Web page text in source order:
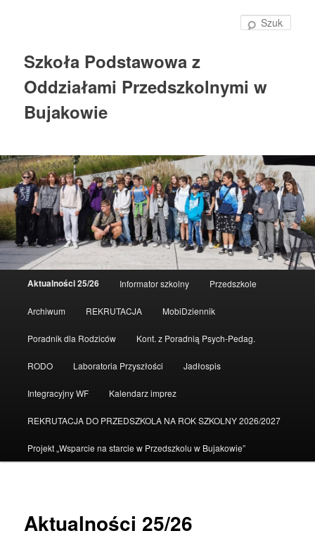
Szkoła Podstawowa z
Oddziałami Przedszkolnymi w
Bujakowie
Główne
Przeskocz
do
tekstu
Aktualności 25/26 Informator szkolny Przedszkole
Archiwum REKRUTACJA MobiDziennik
Poradnik dla Rodziców Kont. z Poradnią Psych-Pedag.
RODO Laboratoria Przyszłości Jadłospis
Integracyjny WF Kalendarz imprez
REKRUTACJA DO PRZEDSZKOLA NA ROK SZKOLNY 2026/2027
Projekt „Wsparcie na starcie w Przedszkolu w Bujakowie”
Aktualności 25/26